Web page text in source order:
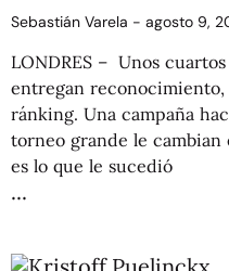
Sebastián Varela agosto 9,
LONDRES – Unos
entregan
ránking. Una campaña
torneo grande le
es lo que le sucedió